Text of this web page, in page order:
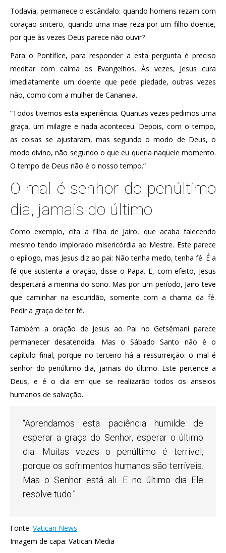
Todavia, permanece o escândalo: quando homens rezam com
coração sincero, quando uma mãe reza por um filho doente,
por que às vezes Deus parece não ouvir?
Para o Pontífice, para responder a esta pergunta é preciso
meditar com calma os Evangelhos. Às vezes, Jesus cura
imediatamente um doente que pede piedade, outras vezes
não, como com a mulher de Cananeia.
“Todos tivemos esta experiência. Quantas vezes pedimos uma
graça, um milagre e nada aconteceu. Depois, com o tempo,
as coisas se ajustaram, mas segundo o modo de Deus, o
modo divino, não segundo o que eu queria naquele momento.
O tempo de Deus não é o nosso tempo.”
O mal é senhor do penúltimo
dia, jamais do último
Como exemplo, cita a filha de Jairo, que acaba falecendo
mesmo tendo implorado misericórdia ao Mestre. Este parece
o epílogo, mas Jesus diz ao pai: Não tenha medo, tenha fé. É a
fé que sustenta a oração, disse o Papa. E, com efeito, Jesus
despertará a menina do sono. Mas por um período, Jairo teve
que caminhar na escuridão, somente com a chama da fé.
Pedir a graça de ter fé.
Também a oração de Jesus ao Pai no Getsêmani parece
permanecer desatendida. Mas o Sábado Santo não é o
capítulo final, porque no terceiro há a ressurreição: o mal é
senhor do penúltimo dia, jamais do último. Este pertence a
Deus, e é o dia em que se realizarão todos os anseios
humanos de salvação.
“Aprendamos esta paciência humilde de
esperar a graça do Senhor, esperar o último
dia. Muitas vezes o penúltimo é terrível,
porque os sofrimentos humanos são terríveis.
Mas o Senhor está ali. E no último dia Ele
resolve tudo.”
Fonte: Vatican News
Imagem de capa: Vatican Media